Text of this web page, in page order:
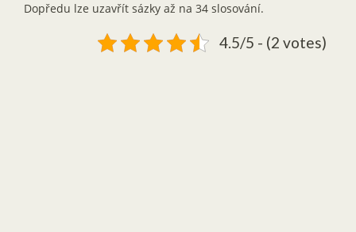
Dopředu lze uzavřít sázky až na 34 slosování.
4.5/5 - (2 votes)